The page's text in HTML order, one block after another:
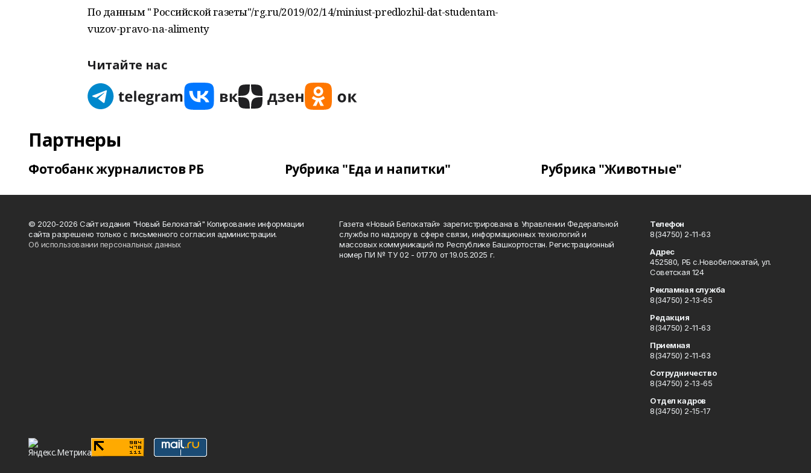
По данным " Российской газеты"/rg.ru/2019/02/14/miniust-predlozhil-dat-studentam-
vuzov-pravo-na-alimenty
Читайте нас
Партнеры
Фотобанк журналистов РБ Рубрика "Еда и напитки" Рубрика "Животные"
© 2020-2026 Сайт издания "Новый Белокатай" Копирование информации
сайта разрешено только с письменного согласия администрации.
Об использовании персональных данных
Газета «Новый Белокатай» зарегистрирована в Управлении Федеральной
службы по надзору в сфере связи, информационных технологий и
массовых коммуникаций по Республике Башкортостан. Регистрационный
номер ПИ № ТУ 02 - 01770 от 19.05.2025 г.
Телефон
8(34750) 2-11-63
Адрес
452580, РБ с.Новобелокатай, ул.
Советская 124
Рекламная служба
8(34750) 2-13-65
Редакция
8(34750) 2-11-63
Приемная
8(34750) 2-11-63
Сотрудничество
8(34750) 2-13-65
Отдел кадров
8(34750) 2-15-17